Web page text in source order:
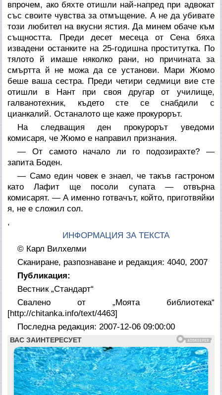
впрочем, ако бяхте отишли най-напред при адвокат
със своите чувства за отмъщение. А не да убивате
този любител на вкусни ястия. Да минем обаче към
същността. Преди десет месеца от Сена бяха
извадени останките на 25-годишна проститутка. По
тялото й имаше няколко рани, но причината за
смъртта й не можа да се установи. Мари Жюмо
беше ваша сестра. Преди четири седмици вие сте
отишли в Нант при своя другар от училище,
галванотехник, където сте се снабдили с
цианкалий. Останалото ще каже прокурорът.
На следващия ден прокурорът уведоми
комисаря, че Жюмо е направил признания.
— От самото начало ли го подозирахте? —
запита Боден.
— Само един човек е знаел, че такъв гастроном
като Лафит ще посоли супата — отвърна
комисарят. — А именно готвачът, който, приготвяйки
я, не е сложил сол.
,
ИНФОРМАЦИЯ ЗА ТЕКСТА
© Карл Вилхелми
Сканиране, разпознаване и редакция: 4040, 2007
Публикация:
Вестник „Стандарт“
Свалено от „Моята библиотека“
[http://chitanka.info/text/4463]
Последна редакция: 2007-12-06 09:00:00